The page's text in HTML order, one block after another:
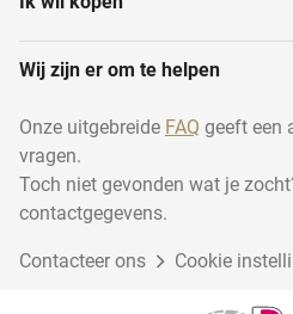
Wij zijn er om te helpen
Onze uitgebreide FAQ geeft een
vragen.
Toch niet gevonden wat je
contactgegevens.
Contacteer ons Cookie